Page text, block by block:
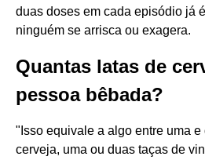
duas doses em cada episódio já
ninguém se arrisca ou exagera.
Quantas latas de
pessoa bêbada?
"Isso equivale a algo entre uma
cerveja, uma ou duas taças de